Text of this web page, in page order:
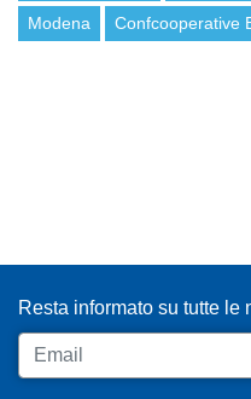
Modena Confcooperative
Resta informato su tutte le
Email